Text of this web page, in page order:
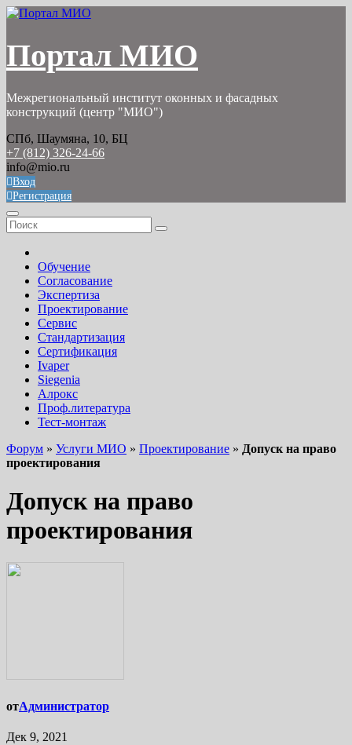
Перейти
Портал МИО
Межрегиональный институт оконных и фасадных
конструкций (центр "МИО")
СПб, Шаумяна, 10, БЦ
+7 (812) 326-24-66
info@mio.ru
Вход
Регистрация
Обучение
Согласование
Экспертиза
Проектирование
Сервис
Стандартизация
Сертификация
Ivaper
Siegenia
Алрокс
Проф.литература
Тест-монтаж
Форум » Услуги МИО » Проектирование » Допуск на право
проектирования
Допуск на право
проектирования
отАдминистратор
Дек 9, 2021